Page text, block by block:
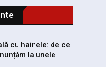
cu hainele: de ce
la unele